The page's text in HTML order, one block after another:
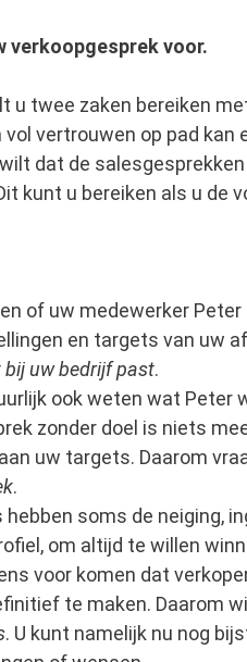
verkoopgesprek voor.
u twee zaken bereiken
vertrouwen op pad kan
dat de
kunt u bereiken als u de
of uw medewerker
en targets van uw
bij uw bedrijf past.
ook weten wat Peter
zonder doel is niets
uw targets. Daarom
.
hebben soms de neiging,
om altijd te willen
voor komen dat
te maken. Daarom
. U kunt namelijk nu nog